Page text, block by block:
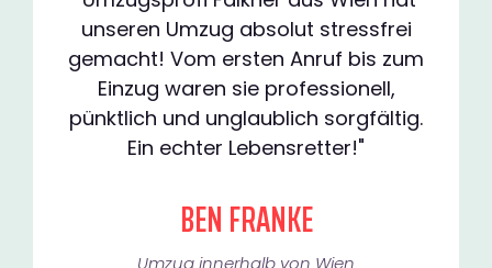
unseren Umzug absolut stressfrei
gemacht! Vom ersten Anruf bis zum
Einzug waren sie professionell,
pünktlich und unglaublich sorgfältig.
Ein echter Lebensretter!"
BEN FRANKE